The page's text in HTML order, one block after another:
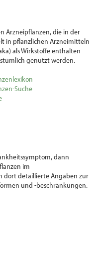
Arznei­pflanzen, die in der
in pflanzlichen Arznei­mitteln
als Wirkstoffe enthalten
genutzt werden.
Suche
dann
im
dort detaillierte Angaben zur
und -beschränkungen.